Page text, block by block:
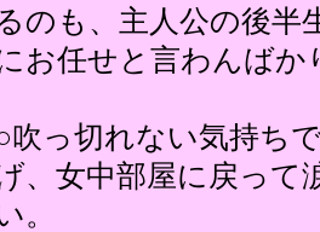
のも、主人公の後半
お任せと言わんばか
吹っ切れない気持ち
、女中部屋に戻っ
。